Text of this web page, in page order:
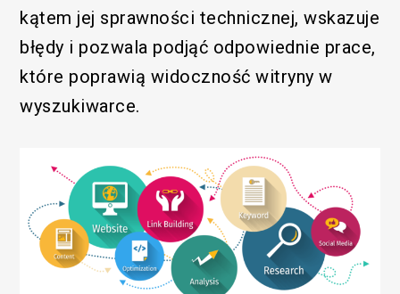
kątem jej sprawności technicznej, wskazuje
błędy i pozwala podjąć odpowiednie prace,
które poprawią widoczność witryny w
wyszukiwarce.